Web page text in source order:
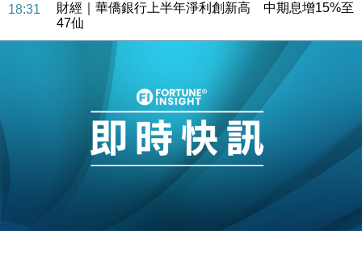
18:31
財經｜華僑銀行上半年淨利創新高 中期息增15%至
47仙
財經｜滙豐上調香港今年GDP預測至4.5% 看好貿易
及消費表現
本地｜假冒內地執法人員要求交「保證金」 43歲女子
損失近6900萬元
財經｜日經失守6.5萬點後回穩 全周仍升近2%
15:47
財經｜恒隆10月換帥 玩具「反」斗城亞洲CEO蔡德
財經｜韓股反覆波動收跌 連挫7周創逾3年最長跌勢